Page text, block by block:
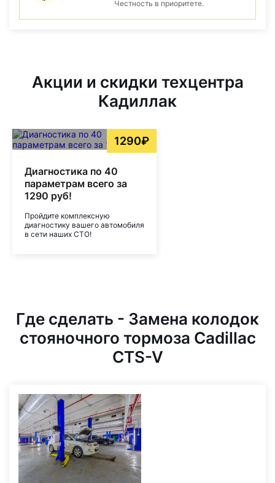
Честность в приоритете.
Акции и скидки техцентра
Кадиллак
1290₽
Диагностика по 40
параметрам всего за
1290 руб!
Пройдите комплексную
диагностику вашего автомобиля
в сети наших СТО!
Где сделать - Замена колодок
стояночного тормоза Cadillac
CTS-V